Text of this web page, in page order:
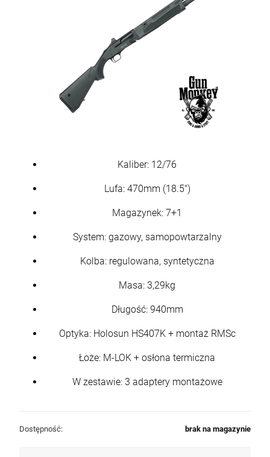
Kaliber: 12/76
Lufa: 470mm (18.5")
Magazynek: 7+1
System: gazowy, samopowtarzalny
Kolba: regulowana, syntetyczna
Masa: 3,29kg
Długość: 940mm
Optyka: Holosun HS407K + montaż RMSc
Łoże: M-LOK + osłona termiczna
W zestawie: 3 adaptery montażowe
Dostępność: brak na magazynie